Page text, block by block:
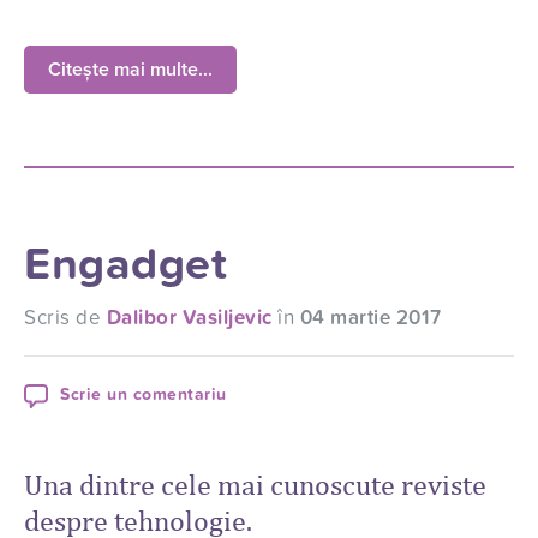
Citește mai multe...
Engadget
Scris de Dalibor Vasiljevic în 04 martie 2017
Scrie un comentariu
Una dintre cele mai cunoscute reviste
despre tehnologie.